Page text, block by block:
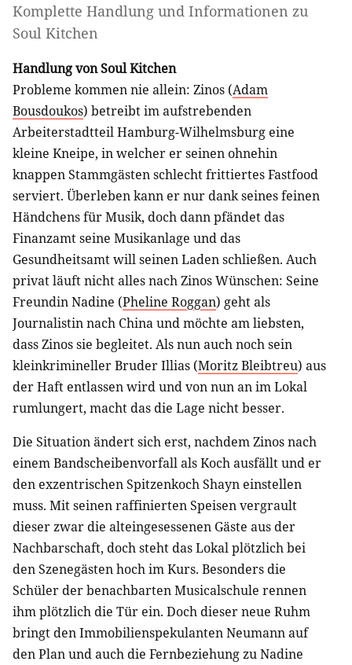
Komplette Handlung und Informationen zu
Soul Kitchen
Handlung von Soul Kitchen
Probleme kommen nie allein: Zinos (Adam
Bousdoukos) betreibt im aufstrebenden
Arbeiterstadtteil Hamburg-Wilhelmsburg eine
kleine Kneipe, in welcher er seinen ohnehin
knappen Stammgästen schlecht frittiertes Fastfood
serviert. Überleben kann er nur dank seines feinen
Händchens für Musik, doch dann pfändet das
Finanzamt seine Musikanlage und das
Gesundheitsamt will seinen Laden schließen. Auch
privat läuft nicht alles nach Zinos Wünschen: Seine
Freundin Nadine (Pheline Roggan) geht als
Journalistin nach China und möchte am liebsten,
dass Zinos sie begleitet. Als nun auch noch sein
kleinkrimineller Bruder Illias (Moritz Bleibtreu) aus
der Haft entlassen wird und von nun an im Lokal
rumlungert, macht das die Lage nicht besser.
Die Situation ändert sich erst, nachdem Zinos nach
einem Bandscheibenvorfall als Koch ausfällt und er
den exzentrischen Spitzenkoch Shayn einstellen
muss. Mit seinen raffinierten Speisen vergrault
dieser zwar die alteingesessenen Gäste aus der
Nachbarschaft, doch steht das Lokal plötzlich bei
den Szenegästen hoch im Kurs. Besonders die
Schüler der benachbarten Musicalschule rennen
ihm plötzlich die Tür ein. Doch dieser neue Ruhm
bringt den Immobilienspekulanten Neumann auf
den Plan und auch die Fernbeziehung zu Nadine